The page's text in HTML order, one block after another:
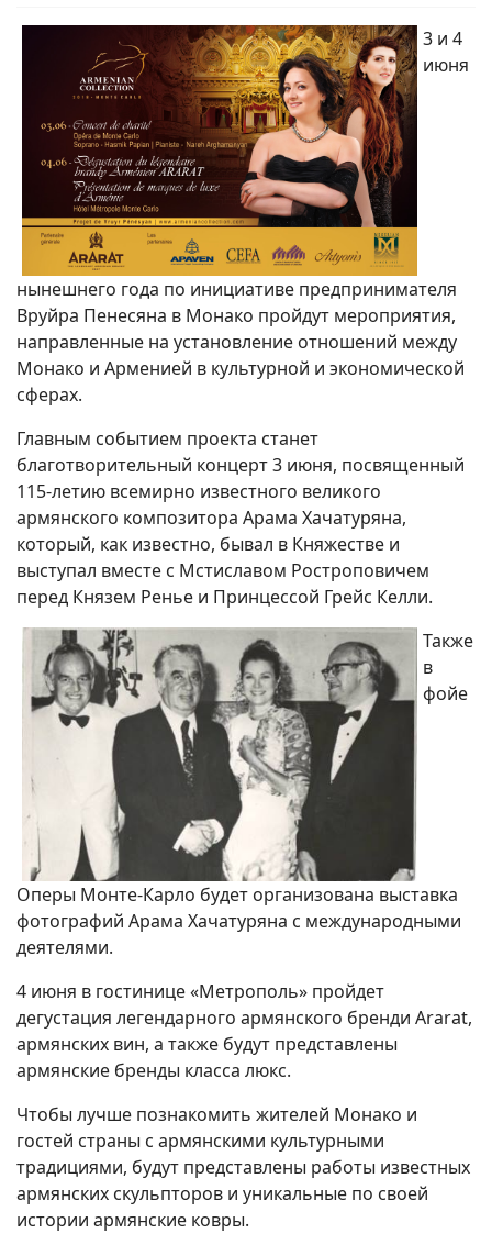
3 и 4
июня
нынешнего года по инициативе предпринимателя
Вруйра Пенесяна в Монако пройдут мероприятия,
направленные на установление отношений между
Монако и Арменией в культурной и экономической
сферах.
Главным событием проекта станет
благотворительный концерт 3 июня, посвященный
115-летию всемирно известного великого
армянского композитора Арама Хачатуряна,
который, как известно, бывал в Княжестве и
выступал вместе с Мстиславом Ростроповичем
перед Князем Ренье и Принцессой Грейс Келли.
Также
в
фойе
Оперы Монте-Карло будет организована выставка
фотографий Арама Хачатуряна с международными
деятелями.
4 июня в гостинице «Метрополь» пройдет
дегустация легендарного армянского бренди Ararat,
армянских вин, а также будут представлены
армянские бренды класса люкс.
Чтобы лучше познакомить жителей Монако и
гостей страны с армянскими культурными
традициями, будут представлены работы известных
армянских скульпторов и уникальные по своей
истории армянские ковры.